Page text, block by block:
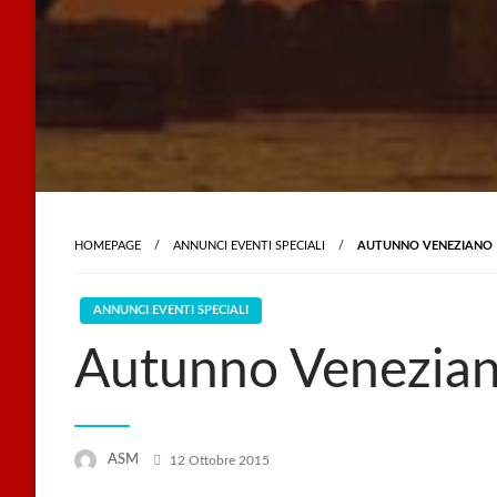
HOMEPAGE ANNUNCI EVENTI SPECIALI AUTUNNO VENEZIANO
ANNUNCI EVENTI SPECIALI
Autunno
ASM
Posted
12 Ottobre 2015